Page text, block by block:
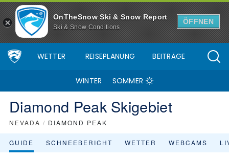
OnTheSnow Ski & Snow Report
Ski & Snow Conditions
ÖFFNEN
WETTER REISEPLANUNG BEITRÄGE
WINTER SOMMER
Diamond Peak Skigebiet
NEVADA / DIAMOND PEAK
GUIDE SCHNEEBERICHT WETTER WEBCAMS
Skigebiet Diamond Peak - Skiinfo.de